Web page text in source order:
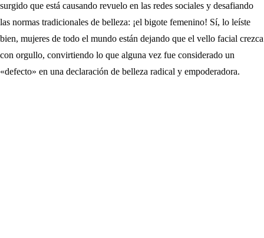
surgido que está causando revuelo en las redes sociales y desafiando
las normas tradicionales de belleza: ¡el bigote femenino! Sí, lo leíste
bien, mujeres de todo el mundo están dejando que el vello facial crezca
con orgullo, convirtiendo lo que alguna vez fue considerado un
«defecto» en una declaración de belleza radical y empoderadora.